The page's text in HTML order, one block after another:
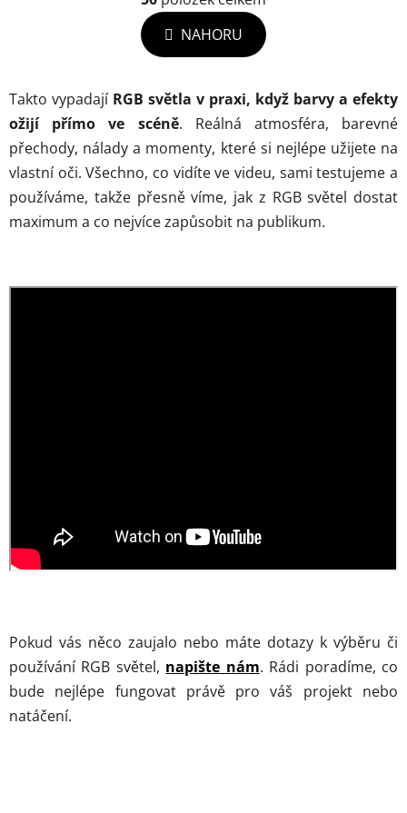
l
á
d
c
í
p
r
v
k
y
n
k
o
v
n
í
NAHORU
Takto vypadají RGB světla v praxi, když barvy a efekty
ožijí přímo ve scéně. Reálná atmosféra, barevné
přechody, nálady a momenty, které si nejlépe užijete na
vlastní oči. Všechno, co vidíte ve videu, sami testujeme a
používáme, takže přesně víme, jak z RGB světel dostat
maximum a co nejvíce zapůsobit na publikum.
Pokud vás něco zaujalo nebo máte dotazy k výběru či
používání RGB světel, napište nám. Rádi poradíme, co
bude nejlépe fungovat právě pro váš projekt nebo
natáčení.